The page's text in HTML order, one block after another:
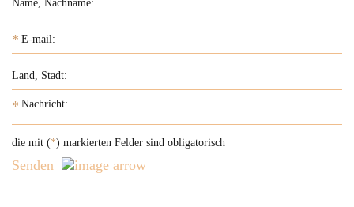
*
*
die mit (*) markierten Felder sind obligatorisch
Senden